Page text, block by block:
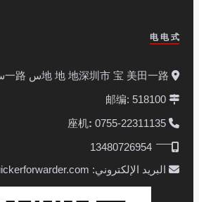
电 电 式
邮编: 518100
座机
:0755-22311135
̄ ̄ ̄ ̄ ̄ ̄ 13480726954
البريد الإلكتروني: laura@quickerforwarder.com